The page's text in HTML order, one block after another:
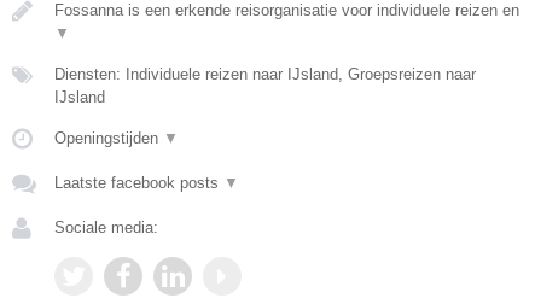
Fossanna is een erkende reisorganisatie voor individuele reizen en
▼
Diensten: Individuele reizen naar IJsland, Groepsreizen naar
IJsland
Openingstijden ▼
Laatste facebook posts ▼
Sociale media: